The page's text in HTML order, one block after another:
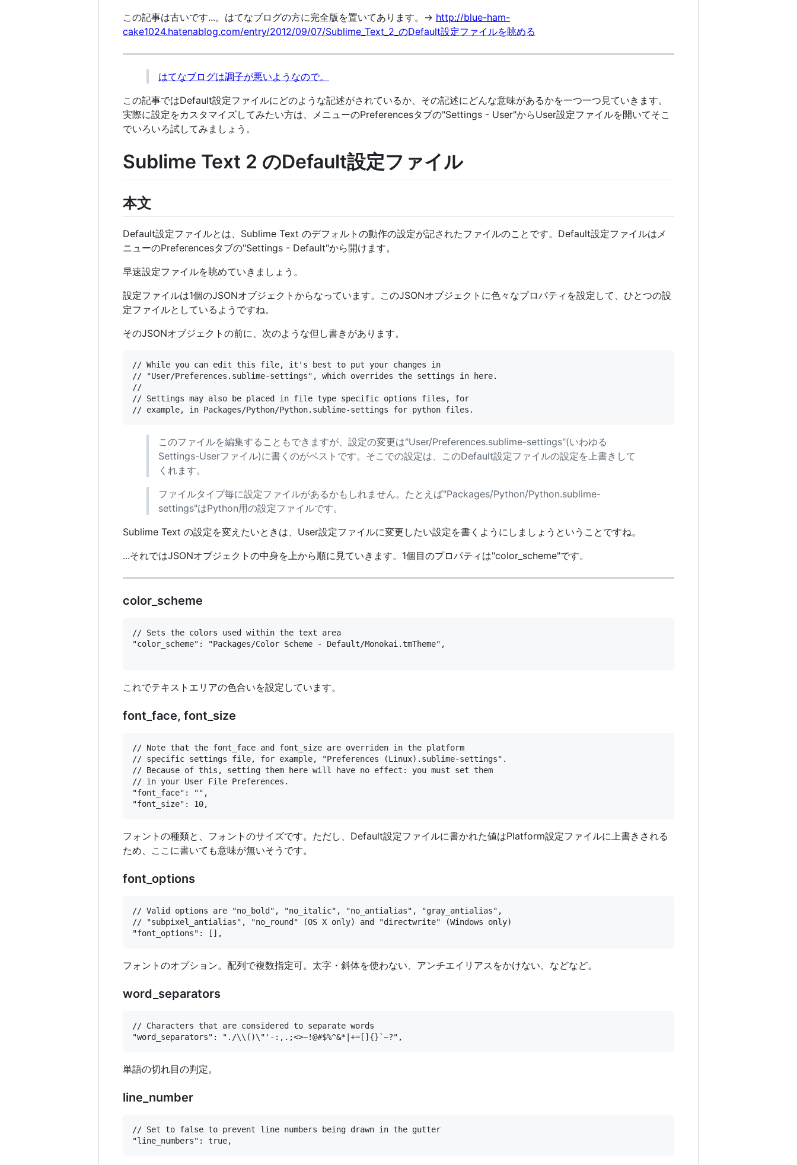
この記事は古いです...。はてなブログの方に完全版を置いてあります。→ http://blue-ham-
cake1024.hatenablog.com/entry/2012/09/07/Sublime_Text_2_のDefault設定ファイルを眺める
はてなブログは調子が悪いようなので。
この記事ではDefault設定ファイルにどのような記述がされているか、その記述にどんな意味があるかを一つ一つ見ていきます。
実際に設定をカスタマイズしてみたい方は、メニューのPreferencesタブの"Settings - User"からUser設定ファイルを開いてそこ
でいろいろ試してみましょう。
Sublime Text 2 のDefault設定ファイル
本文
Default設定ファイルとは、Sublime Text のデフォルトの動作の設定が記されたファイルのことです。Default設定ファイルはメ
ニューのPreferencesタブの"Settings - Default"から開けます。
早速設定ファイルを眺めていきましょう。
設定ファイルは1個のJSONオブジェクトからなっています。このJSONオブジェクトに色々なプロパティを設定して、ひとつの設
定ファイルとしているようですね。
そのJSONオブジェクトの前に、次のような但し書きがあります。
// While you can edit this file, it's best to put your changes in
// "User/Preferences.sublime-settings", which overrides the settings in here.
//
// Settings may also be placed in file type specific options files, for
このファイルを編集することもできますが、設定の変更は"User/Preferences.sublime-settings"(いわゆる
Settings-Userファイル)に書くのがベストです。そこでの設定は、このDefault設定ファイルの設定を上書きして
くれます。
ファイルタイプ毎に設定ファイルがあるかもしれません。たとえば"Packages/Python/Python.sublime-
settings"はPython用の設定ファイルです。
Sublime Text の設定を変えたいときは、User設定ファイルに変更したい設定を書くようにしましょうということですね。
...それではJSONオブジェクトの中身を上から順に見ていきます。1個目のプロパティは"color_scheme"です。
color_scheme
// Sets the colors used within the text area
"color_scheme": "Packages/Color Scheme - Default/Monokai.tmTheme",
これでテキストエリアの色合いを設定しています。
font_face, font_size
// Note that the font_face and font_size are overriden in the platform
// specific settings file, for example, "Preferences (Linux).sublime-settings".
// Because of this, setting them here will have no effect: you must set them
// in your User File Preferences.
"font_face": "",
フォントの種類と、フォントのサイズです。ただし、Default設定ファイルに書かれた値はPlatform設定ファイルに上書きされる
ため、ここに書いても意味が無いそうです。
font_options
// Valid options are "no_bold", "no_italic", "no_antialias", "gray_antialias",
// "subpixel_antialias", "no_round" (OS X only) and "directwrite" (Windows only)
フォントのオプション。配列で複数指定可。太字・斜体を使わない、アンチエイリアスをかけない、などなど。
word_separators
// Characters that are considered to separate words
単語の切れ目の判定。
line_number
// Set to false to prevent line numbers being drawn in the gutter